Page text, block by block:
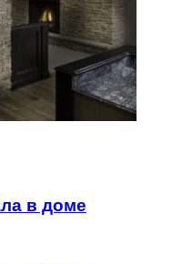
в доме